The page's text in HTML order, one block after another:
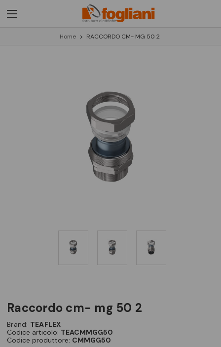
Home RACCORDO CM- MG 50 2
raccordo cm- mg 50 2
Brand: TEAFLEX
Codice articolo: TEACMMGG50
Codice produttore: CMMGG50